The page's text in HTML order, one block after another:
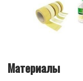
Материалы